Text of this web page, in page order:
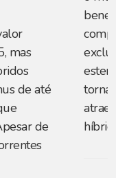
mas
de até
de